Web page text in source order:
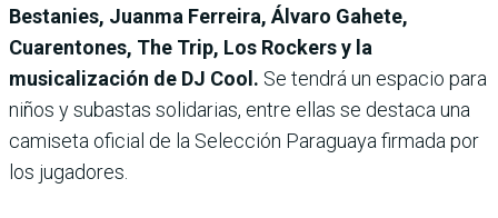
Bestanies, Juanma Ferreira, Álvaro Gahete,
Cuarentones, The Trip, Los Rockers y la
musicalización de DJ Cool. Se tendrá un espacio para
niños y subastas solidarias, entre ellas se destaca una
camiseta oficial de la Selección Paraguaya firmada por
los jugadores.